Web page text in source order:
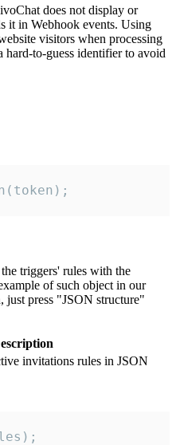
does not display or
it in Webhook events. Using
visitors when processing
hard-to-guess identifier to avoid
triggers' rules with the
of such object in our
just press "JSON structure"
invitations rules in JSON